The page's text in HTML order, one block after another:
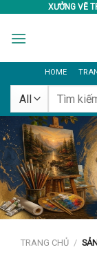
content
XƯỞNG VẼ
HOME
Tìm
TRANG CHỦ /